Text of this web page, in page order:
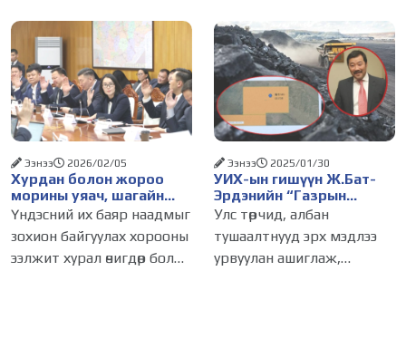
гудамж, зам дагуу хөдөлгөөнд
оролцож буй хувийн
тээврийн хэрэгслийн
дундаж хурд 7-11 км/цаг,
нийтийн
(2026.02.04) Унгар Улсын
ОТП банкны төлөөлөлтэй
цахимаар уулзлаа.
Уулзалтаар ОТП банкны
зүгээс Монгол Улсын
Хурдан болон жороо
морины уяач, шагайн
харваачдад улсын цол
олгуулна
Ээнээ 2026/02/05
Үндэсний их баяр наадмыг
зохион байгуулах хорооны
ээлжит хурал өчигдөр болж,
УИХ-ын гишүүн Ж.Бат-
Эрдэнийн “Газрын
наймаачин”-аас
“Лицензийн наймаачин”
болсон “түүх”
Ээнээ 2025/01/30
Улс төрчид, албан
тушаалтнууд эрх мэдлээ
урвуулан ашиглаж,